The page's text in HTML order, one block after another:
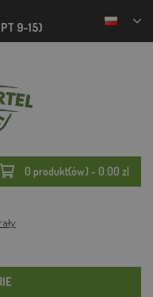
9-15)
0 produkt(ów) - 0.00 zl